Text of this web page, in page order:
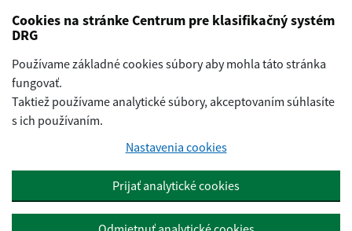
Preskočiť na hlavný obsah
Cookies na stránke Centrum pre klasifikačný systém
DRG
Používame základné cookies súbory aby mohla táto stránka
fungovať.
Taktiež používame analytické súbory, akceptovaním súhlasíte
s ich používaním.
Nastavenia cookies
Prijať analytické cookies